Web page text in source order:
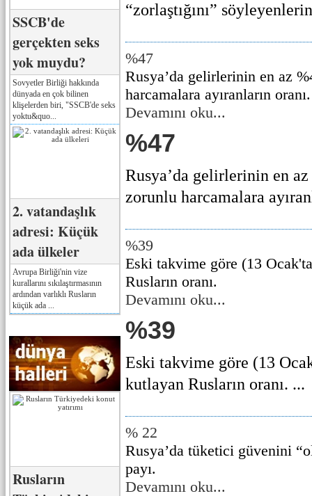
SSCB'de
gerçekten seks
yok muydu?
Sovyetler Birliği hakkında
dünyada en çok bilinen
klişelerden biri, "SSCB'de seks
yoktu&quo...
2. vatandaşlık
adresi: Küçük
ada ülkeler
Avrupa Birliği'nin vize
kurallarını sıkılaştırmasının
ardından varlıklı Rusların
küçük ada ...
Rusların
“zorlaştığını”
%47
Rusya’da gelirlerinin en az
harcamalara ayıranların oranı.
Devamını oku...
%47
Rusya’da gelirlerinin en az
zorunlu harcamalara
%39
Eski takvime göre (13
Rusların oranı.
Devamını oku...
%39
Eski takvime göre (13
kutlayan Rusların oranı. ...
% 22
Rusya’da tüketici güvenini
payı.
Devamını oku...